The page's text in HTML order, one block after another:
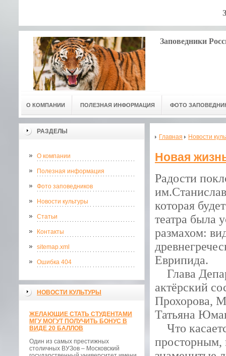
Заповедники
О КОМПАНИИ ПОЛЕЗНАЯ ИНФОРМАЦИЯ ФОТО
РАЗДЕЛЫ
О компании
Полезная информация
Фото заповедников
Новости культуры
Статьи
Контакты
sitemap.xml
Ошибка 404
НОВОСТИ КУЛЬТУРЫ
ЖЕЛАЮЩИЕ СТАТЬ СТУДЕНТАМИ
МГУ МОГУТ ПОЛУЧИТЬ БОНУС В
ВИДЕ 20 БАЛЛОВ
Один из самых престижных
столичных ВУЗов – Московский
Главная Новости
Новая
Радости
которая
театра была
размахом:
Еврипида.
Глава
актёрский
Прохорова,
Татьяна
Что
просторным,